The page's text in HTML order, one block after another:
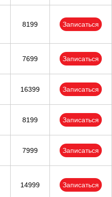
8199 Записаться
7699 Записаться
16399 Записаться
8199 Записаться
7999 Записаться
14999 Записаться